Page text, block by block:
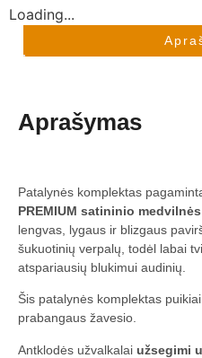
Loading...
Aprašymas
Patalynės komplektas
PREMIUM satininio
lengvas, lygaus ir blizgaus
šukuotinių verpalų, todėl labai
atspariausių blukimui audinių.
Šis patalynės komplektas
prabangaus žavesio.
Antklodės užvalkalai užsegimi